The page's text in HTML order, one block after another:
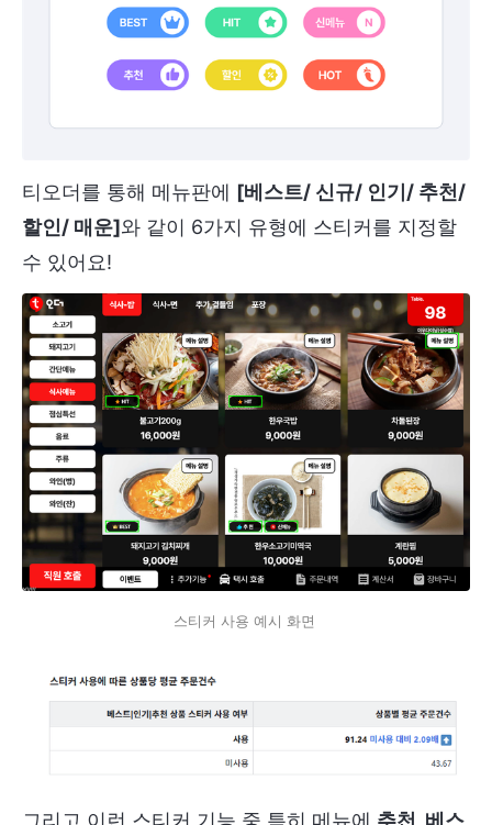
티오더를 통해 메뉴판에 [베스트/ 신규/ 인기/ 추천/
할인/ 매운]와 같이 6가지 유형에 스티커를 지정할
수 있어요!
스티커 사용 예시 화면
그리고 이런 스티커 기능 중 특히 메뉴에 추천, 베스